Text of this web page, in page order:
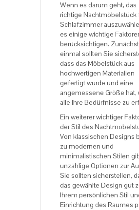
Wenn es darum geht, das
richtige Nachtmöbelstück
Schlafzimmer
es einige wichtige
berücksichtigen. Zunächst
einmal sollten Sie
dass das Möbelstück aus
hochwertigen Materialien
gefertigt wurde und eine
angemessene Größe hat,
alle Ihre Bedürfnisse zu
Ein weiterer wichtiger
der Stil des
Von klassischen Designs
zu modernen und
minimalistischen Stilen
unzählige Optionen zur
Sie sollten sicherstellen,
das gewählte Design gut
Ihrem persönlichen Stil
Einrichtung des Raumes